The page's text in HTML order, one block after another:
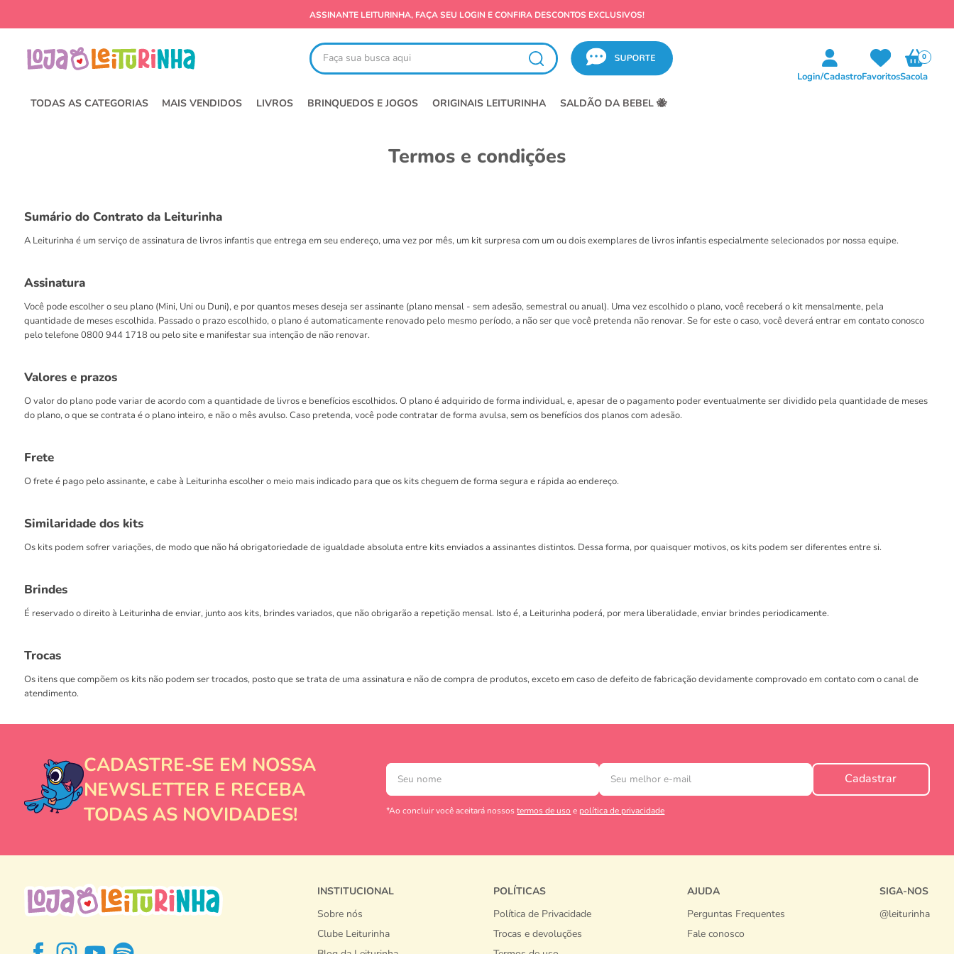
SALDÃO LEITURINHA! OFERTAS IMPERDÍVEIS
Faça sua busca aqui
Login/CadastroFavoritos
0
Sacola
TODAS AS CATEGORIAS MAIS VENDIDOS LIVROS BRINQUEDOS E JOGOS ORIGINAIS LEITURINHA SALDÃO DA BEBEL 🐝
Termos e condições
Sumário do Contrato da Leiturinha
A Leiturinha é um serviço de assinatura de livros infantis que entrega em seu endereço, uma vez por mês, um kit surpresa com um ou dois exemplares de livros infantis especialmente selecionados por nossa equipe.
Assinatura
Você pode escolher o seu plano (Mini, Uni ou Duni), e por quantos meses deseja ser assinante (plano mensal - sem adesão, semestral ou anual). Uma vez escolhido o plano, você receberá o kit mensalmente, pela
quantidade de meses escolhida. Passado o prazo escolhido, o plano é automaticamente renovado pelo mesmo período, a não ser que você pretenda não renovar. Se for este o caso, você deverá entrar em contato conosco
pelo telefone 0800 944 1718 ou pelo site e manifestar sua intenção de não renovar.
Valores e prazos
O valor do plano pode variar de acordo com a quantidade de livros e benefícios escolhidos. O plano é adquirido de forma individual, e, apesar de o pagamento poder eventualmente ser dividido pela quantidade de meses
do plano, o que se contrata é o plano inteiro, e não o mês avulso. Caso pretenda, você pode contratar de forma avulsa, sem os benefícios dos planos com adesão.
Frete
O frete é pago pelo assinante, e cabe à Leiturinha escolher o meio mais indicado para que os kits cheguem de forma segura e rápida ao endereço.
Similaridade dos kits
Os kits podem sofrer variações, de modo que não há obrigatoriedade de igualdade absoluta entre kits enviados a assinantes distintos. Dessa forma, por quaisquer motivos, os kits podem ser diferentes entre si.
Brindes
É reservado o direito à Leiturinha de enviar, junto aos kits, brindes variados, que não obrigarão a repetição mensal. Isto é, a Leiturinha poderá, por mera liberalidade, enviar brindes periodicamente.
Trocas
Os itens que compõem os kits não podem ser trocados, posto que se trata de uma assinatura e não de compra de produtos, exceto em caso de defeito de fabricação devidamente comprovado em contato com o canal de
atendimento.
CADASTRE-SE EM NOSSA
NEWSLETTER E RECEBA
TODAS AS NOVIDADES!
Cadastrar
*Ao concluir você aceitará nossostermos de uso e política de privacidade
INSTITUCIONAL
Sobre nós
Clube Leiturinha
POLÍTICAS
Política de Privacidade
Trocas e devoluções
AJUDA
Perguntas Frequentes
Fale conosco
SIGA-NOS
@leiturinha